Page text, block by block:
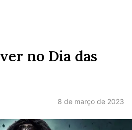
no Dia das
8 de março de 2023